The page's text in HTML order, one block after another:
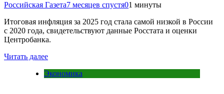
Российская Газета7 месяцев спустя01 минуты
Итоговая инфляция за 2025 год стала самой низкой в России
с 2020 года, свидетельствуют данные Росстата и оценки
Центробанка.
Читать далее
Экономика